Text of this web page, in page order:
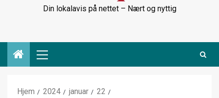
Din lokalavis på nettet – Nært og nyttig
Hjem 2024 januar
22